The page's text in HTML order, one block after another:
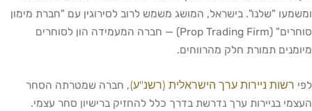
ומשמעו "שלנו". בישראל, המושג משמש לרוב לסירוגין עם "חברת מימון
סוחרים" (Prop Trading Firm) — חברה המעמידה הון לסוחרים
מיומנים תמורת חלק מהרווחים.
לפי רשות ניירות ערך הישראלית (רשנ"ע), חברה שמטרתה הסחר
העצמי בניירות ערך נדרשת בדרך כלל להחזיק ברישיון סחר עצמי.